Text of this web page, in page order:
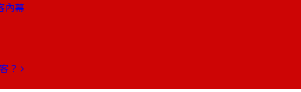
內幕
？